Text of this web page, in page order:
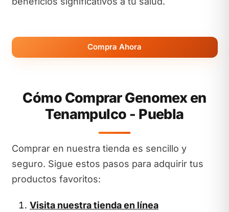
Compra Ahora
Cómo Comprar Genomex en
Tenampulco - Puebla
Comprar en nuestra tienda es sencillo y
seguro. Sigue estos pasos para adquirir tus
productos favoritos:
Visita nuestra tienda en línea